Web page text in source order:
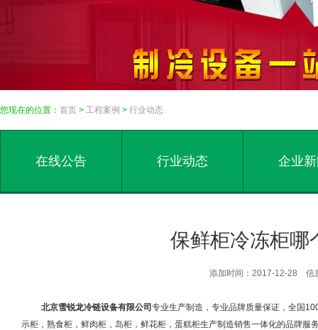
您现在的位置： 首页 > 工程案例 > 行业动态
在线公告 行业动态 企业
保鲜柜冷冻柜哪
添加时间：2017-12-28 信
北京雪锐龙冷链设备有限公司 专业生产制造，专业品牌质量保证，全国
示柜，熟食柜，鲜肉柜，岛柜，鲜花柜，蛋糕柜生产制造销售一体化的品牌服